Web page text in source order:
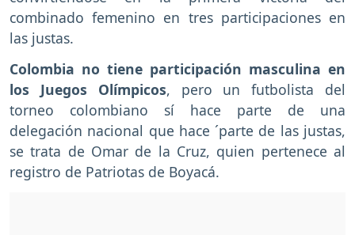
combinado femenino en tres participaciones en
las justas.
Colombia no tiene participación masculina en
los Juegos Olímpicos, pero un futbolista del
torneo colombiano sí hace parte de una
delegación nacional que hace ´parte de las justas,
se trata de Omar de la Cruz, quien pertenece al
registro de Patriotas de Boyacá.